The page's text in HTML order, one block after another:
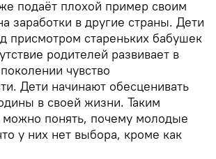
подаёт плохой пример своим
заработки в другие страны. Дети
присмотром стареньких бабушек
родителей развивает в
чувство
Дети начинают обесценивать
в своей жизни. Таким
можно понять, почему молодые
у них нет выбора, кроме как